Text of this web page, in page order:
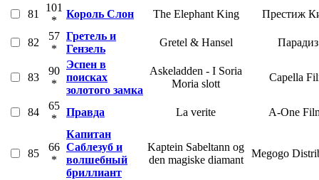
81
101
*
Король Слон The Elephant King Престиж
82
57
*
Гретель и
Гензель
Gretel & Hansel Парадиз
83
90
*
Эспен в
поисках
золотого замка
Askeladden - I Soria
Moria slott
Capella
84
65
*
Правда La verite A-One
85
66
*
Капитан
Саблезуб и
волшебный
бриллиант
Kaptein Sabeltann og
den magiske diamant
Megogo